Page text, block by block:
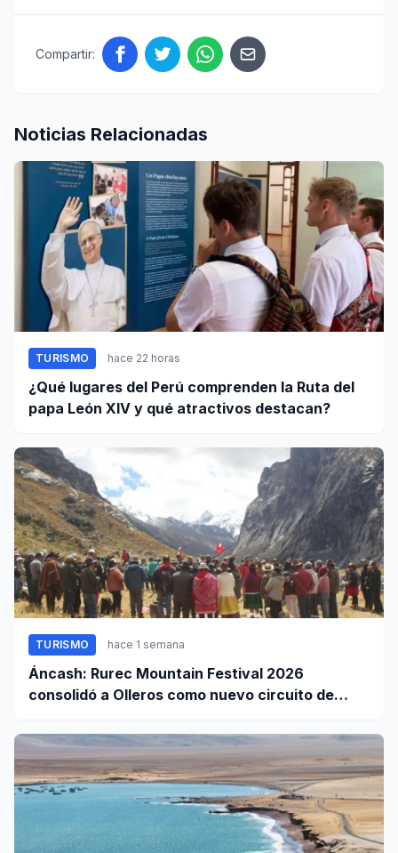
Compartir:
Noticias Relacionadas
TURISMO hace 22 horas
¿Qué lugares del Perú comprenden la Ruta del
papa León XIV y qué atractivos destacan?
TURISMO hace 1 semana
Áncash: Rurec Mountain Festival 2026
consolidó a Olleros como nuevo circuito de